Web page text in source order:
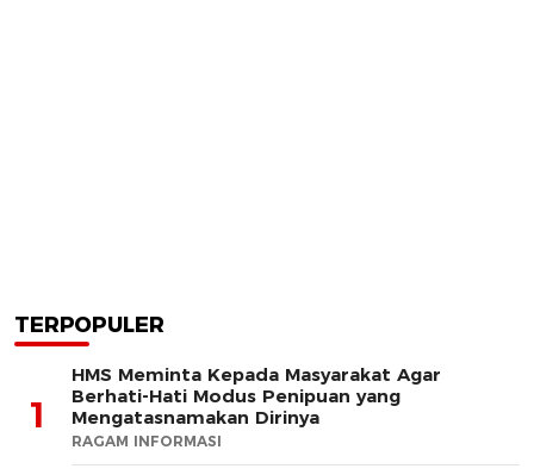
TERPOPULER
1
HMS Meminta Kepada Masyarakat Agar
Berhati-Hati Modus Penipuan yang
Mengatasnamakan Dirinya
RAGAM INFORMASI